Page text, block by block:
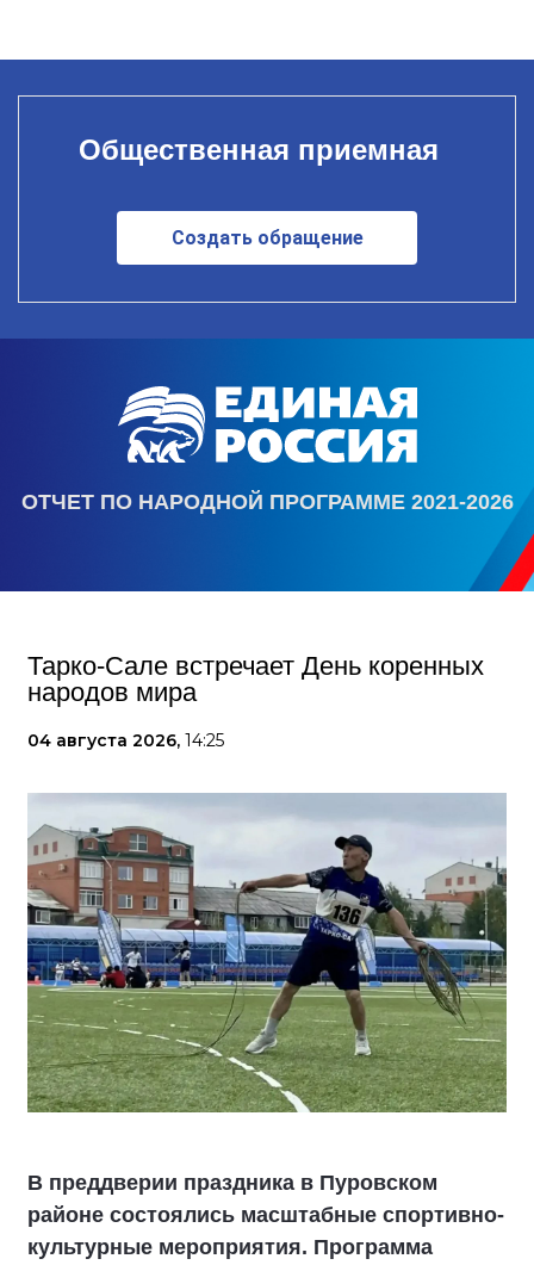
Общественная приемная
Создать обращение
ОТЧЕТ ПО НАРОДНОЙ ПРОГРАММЕ 2021-2026
Тарко-Сале встречает День коренных
народов мира
04 августа 2026, 14:25
В преддверии праздника в Пуровском
районе состоялись масштабные спортивно-
культурные мероприятия. Программа